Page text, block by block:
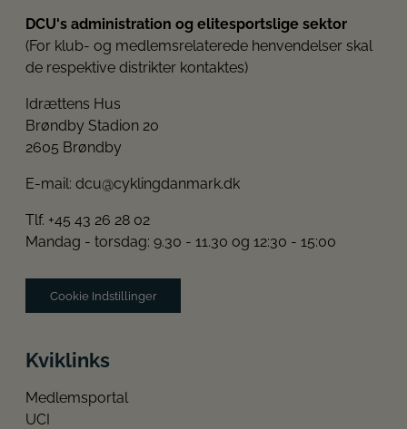
DCU's administration og elitesportslige sektor
(For klub- og medlemsrelaterede henvendelser skal
de respektive distrikter kontaktes)
Idrættens Hus
Brøndby Stadion 20
2605 Brøndby
E-mail: dcu@cyklingdanmark.dk
Tlf. +45 43 26 28 02
Mandag - torsdag: 9.30 - 11.30 og 12:30 - 15:00
Cookie Indstillinger
Kviklinks
Medlemsportal
UCI